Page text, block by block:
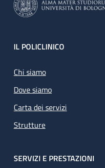
Footer
IL POLICLINICO
Chi siamo
Dove siamo
Carta dei servizi
Strutture
SERVIZI E PRESTAZIONI